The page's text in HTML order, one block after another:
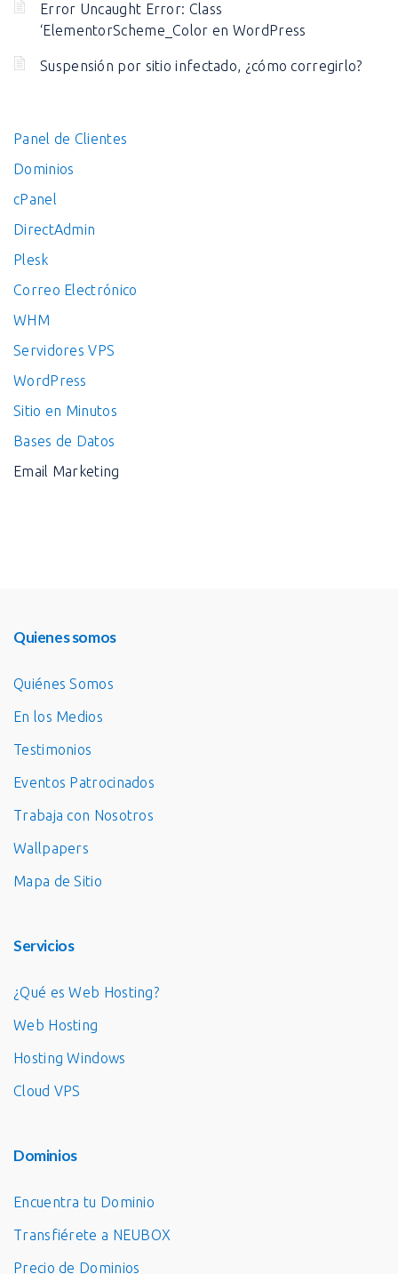
Error Uncaught Error: Class
‘ElementorScheme_Color en WordPress
Suspensión por sitio infectado, ¿cómo corregirlo?
Panel de Clientes
Dominios
cPanel
DirectAdmin
Plesk
Correo Electrónico
WHM
Servidores VPS
WordPress
Sitio en Minutos
Bases de Datos
Email Marketing
Quienes somos
Quiénes Somos
En los Medios
Testimonios
Eventos Patrocinados
Trabaja con Nosotros
Wallpapers
Mapa de Sitio
Servicios
¿Qué es Web Hosting?
Web Hosting
Hosting Windows
Cloud VPS
Dominios
Encuentra tu Dominio
Transfiérete a NEUBOX
Precio de Dominios